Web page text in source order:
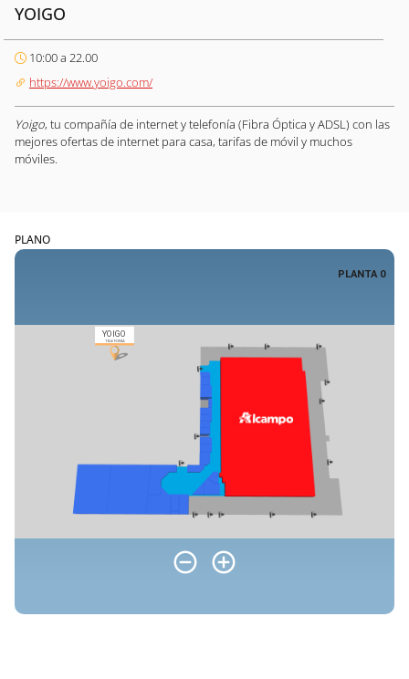
YOIGO
10:00 a 22.00
https://www.yoigo.com/
Yoigo, tu compañía de internet y telefonía (Fibra Óptica y ADSL) con las
mejores ofertas de internet para casa, tarifas de móvil y muchos
móviles.
PLANO